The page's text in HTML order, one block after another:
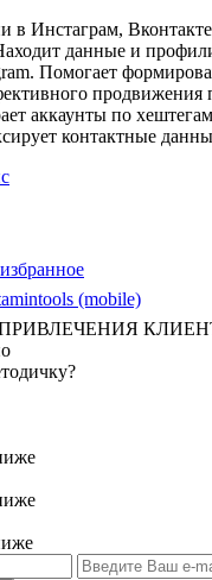
в Инстаграм,
данные и
Помогает
продвижения
аккаунты по
контактные